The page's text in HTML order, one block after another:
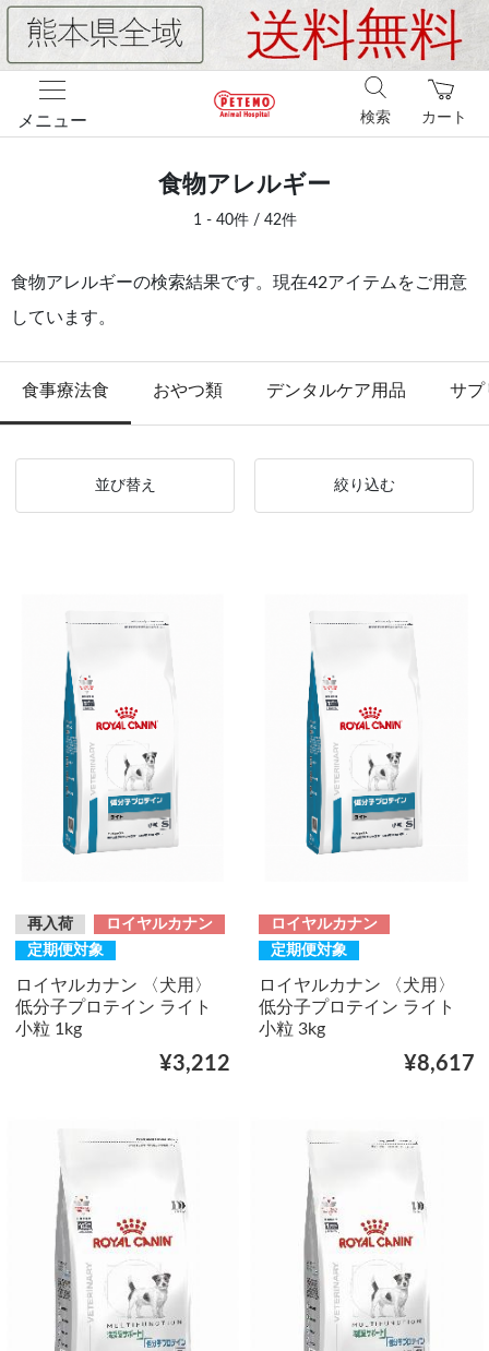
メニュー カート
検索
食物アレルギー
1 - 40件 / 42件
食物アレルギーの検索結果です。現在42アイテムをご用意
しています。
食事療法食 おやつ類 デンタルケア用品 サプ
並び替え 絞り込む
再入荷
ロイヤルカナン
定期便対象
ロイヤルカナン 〈犬用〉
低分子プロテイン ライト
小粒 1kg
¥3,212
ロイヤルカナン
定期便対象
ロイヤルカナン 〈犬用〉
低分子プロテイン ライト
小粒 3kg
¥8,617